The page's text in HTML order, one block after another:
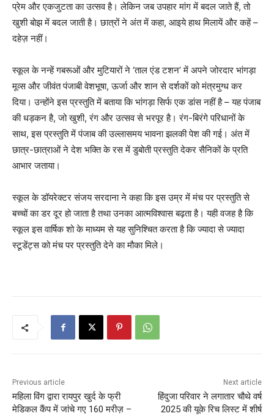
प्रेम और एकजुटता का उत्सव है। लेकिन जब उपहार मांग में बदल जाते हैं, तो
खुशी बोझ में बदल जाती है। छात्रों ने अंत में कहा, आइये हाथ मिलायें और कहें –
दहेज़ नहीं।
स्कूल के नन्हें गबरूओं और मुटियारों ने ‘ताल एंड टशन’ में अपने जोरदार भांगड़ा
मूव्स और जीवंत पंजाबी वेशभूषा, ऊर्जा और शान से दर्शकों को मंत्रमुग्ध कर
दिया। उन्होंने इस प्रस्तुति में बताया कि भांगड़ा सिर्फ एक डांस नहीं है – यह पंजाब
की धड़कन है, जो खुशी, रंग और उत्सव से भरपूर है। रंग-बिरंगे परिधानों के
साथ, इस प्रस्तुति में पंजाब की उल्लासमय भावना झलकी पेश की गई। अंत में
छात्र-छात्राओं ने देश भक्ति के रस में डुबोती प्रस्तुति देकर सैनिकों के प्रति
आभार जताया।
स्कूल के डॉयरेक्टर संजय सरदाना ने कहा कि इस उम्र में मंच पर प्रस्तुति से
बच्चों का डर दूर हो जाता है तथा उनका आत्मविश्वास बढ़ता है। यही वजह है कि
स्कूल इस वार्षिक शो के माध्यम से यह सुनिश्चित करता है कि ज्यादा से ज्यादा
स्टूडेंट्स को मंच पर प्रस्तुति देने का मौका मिले।
Previous article
महिला विंग द्वारा रायपुर खुर्द के फ्री
मेडिकल कैंप में जांचे गए 160 मरीज़ –
Next article
हिंदुजा परिवार ने लगातार चौथे वर्ष
2025 की यूके रिच लिस्ट में शीर्ष